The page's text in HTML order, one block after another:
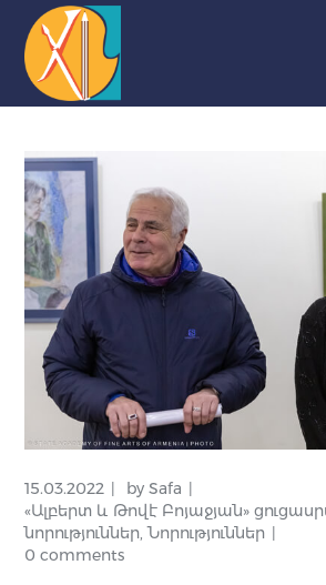
15.03.2022 bySafa
«Ալբերտ և Թովէ Բոյաջյան»
նորություններ,Նորություններ
0 comments